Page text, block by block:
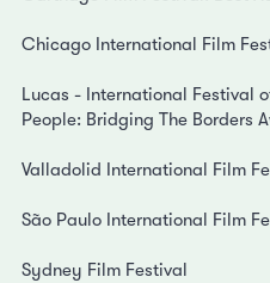
Chicago International Film
Lucas - International Festival
People: Bridging The Borders
Valladolid International Film
São Paulo International Film
Sydney Film Festival